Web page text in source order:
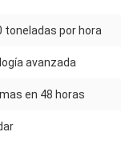
toneladas por hora
avanzada
en 48 horas